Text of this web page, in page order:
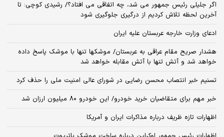
اگر جلیلی رئیس جمهور می شد، چه اتفاقی می افتاد؟/ رشیدی کوچی: تا
آخرین لحظه تلاش کردیم از درگیری جلوگیری شود
ادعای وزارت خارجه عربستان علیه ایران
هشدار صریح مقام عراقی به عربستان/ موشکها تنها با موشک پاسخ داده
خواهد شد و آتش تنها با آتش مقابله خواهد شد
تسنیم خبر انتصاب محسن رضایی در شورای عالی امنیت ملی را حذف کرد
خبر مهم برای متقاضیان خرید خودرو/ این خودرو ۸۰ میلیون ارزان شد
اظهارات تازه ظریف درباره مذاکرات ایران و آمریکا